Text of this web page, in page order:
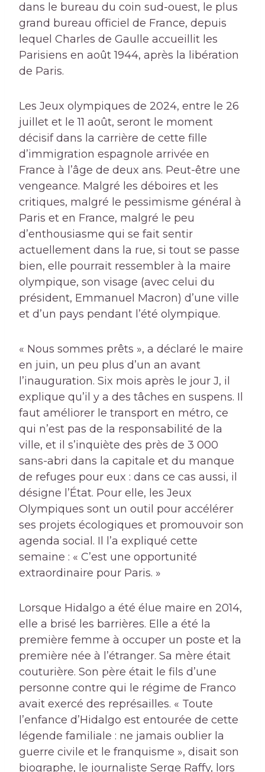
dans le bureau du coin sud-ouest, le plus
grand bureau officiel de France, depuis
lequel Charles de Gaulle accueillit les
Parisiens en août 1944, après la libération
de Paris.
Les Jeux olympiques de 2024, entre le 26
juillet et le 11 août, seront le moment
décisif dans la carrière de cette fille
d’immigration espagnole arrivée en
France à l’âge de deux ans. Peut-être une
vengeance. Malgré les déboires et les
critiques, malgré le pessimisme général à
Paris et en France, malgré le peu
d’enthousiasme qui se fait sentir
actuellement dans la rue, si tout se passe
bien, elle pourrait ressembler à la maire
olympique, son visage (avec celui du
président, Emmanuel Macron) d’une ville
et d’un pays pendant l’été olympique.
« Nous sommes prêts », a déclaré le maire
en juin, un peu plus d’un an avant
l’inauguration. Six mois après le jour J, il
explique qu’il y a des tâches en suspens. Il
faut améliorer le transport en métro, ce
qui n’est pas de la responsabilité de la
ville, et il s’inquiète des près de 3 000
sans-abri dans la capitale et du manque
de refuges pour eux : dans ce cas aussi, il
désigne l’État. Pour elle, les Jeux
Olympiques sont un outil pour accélérer
ses projets écologiques et promouvoir son
agenda social. Il l’a expliqué cette
semaine : « C’est une opportunité
extraordinaire pour Paris. »
Lorsque Hidalgo a été élue maire en 2014,
elle a brisé les barrières. Elle a été la
première femme à occuper un poste et la
première née à l’étranger. Sa mère était
couturière. Son père était le fils d’une
personne contre qui le régime de Franco
avait exercé des représailles. « Toute
l’enfance d’Hidalgo est entourée de cette
légende familiale : ne jamais oublier la
guerre civile et le franquisme », disait son
biographe, le journaliste Serge Raffy, lors